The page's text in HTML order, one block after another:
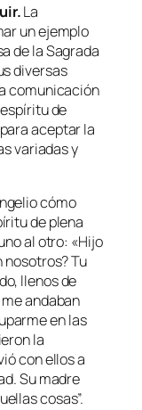
La
un ejemplo
de la Sagrada
diversas
comunicación
de
aceptar la
variadas y
cómo
de plena
al otro: «Hijo
nosotros? Tu
llenos de
andaban
en las
la
con ellos a
Su madre
cosas”.